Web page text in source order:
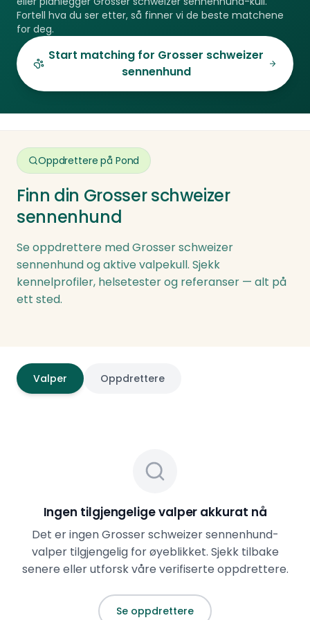
dårlig trening er større med en hund på 50+
kg.
trimmekostnader
Oppsummert:
Grosser schweizer sennenhund er en
imponerende, rolig og trofast kjempe som gir
familien trygghet, selskap og kjærlighet.
Rasen krever plass og noe erfaring, men
Fortell hva du ser etter, så finner vi de beste matchene
for deg.
Start matching for Grosser schweizer
sennenhund
Oppdrettere på Pond
Finn din Grosser schweizer
sennenhund
Se oppdrettere medGrosser schweizer
sennenhundog aktive valpekull. Sjekk
kennelprofiler, helsetester og referanser — alt på
ett sted.
Valper Oppdrettere
Ingen tilgjengelige valper akkurat nå
Det er ingenGrosser schweizer sennenhund-
valper tilgjengelig for øyeblikket. Sjekk tilbake
senere eller utforsk våre verifiserte oppdrettere.
Se oppdrettere